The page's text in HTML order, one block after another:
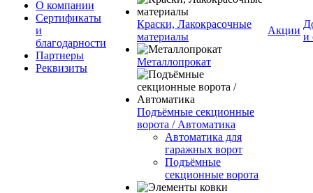
О компании
Сертификаты
и
благодарности
Партнеры
Реквизиты
Краски, Лакокрасочные
материалы
Металлопрокат
Подъёмные секционные
ворота / Автоматика
Автоматика для
гаражных ворот
Подъёмные
секционные ворота
Акции
и